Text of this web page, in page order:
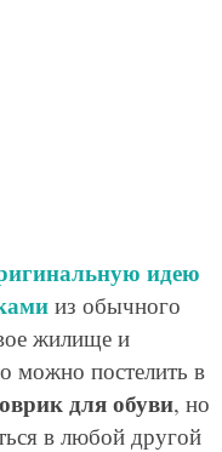
идею
из обычного
жилище и
можно постелить в
для обуви, но
в любой другой